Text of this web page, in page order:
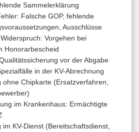
Sammelerklärung
Falsche GOP, fehlende
Ausschlüsse
Vorgehen bei
Honorarbescheid
vor der Abgabe
in der KV-Abrechnung
ohne Chipkarte (Ersatzverfahren,
im Krankenhaus: Ermächtigte
KV-Dienst (Bereitschaftsdienst,